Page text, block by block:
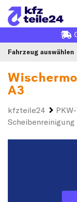
Fahrzeug auswählen
A3
kfzteile24
Scheibenreinigung